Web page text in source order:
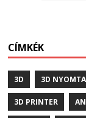
CÍMKÉK
3D 3D
3D PRINTER